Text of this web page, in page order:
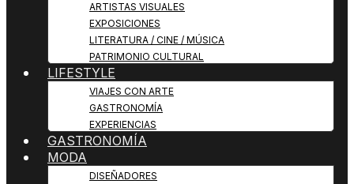
ARTISTAS VISUALES
EXPOSICIONES
LITERATURA / CINE / MÚSICA
PATRIMONIO CULTURAL
LIFESTYLE
VIAJES CON ARTE
GASTRONOMÍA
EXPERIENCIAS
GASTRONOMÍA
MODA
DISEÑADORES